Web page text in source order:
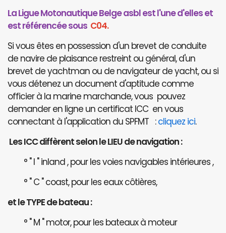
La Ligue Motonautique Belge asbl est l'une d'elles et
est référencée sous C04.
Si vous êtes en possession d'un brevet de conduite
de navire de plaisance restreint ou général, d'un
brevet de yachtman ou de navigateur de yacht, ou si
vous détenez un document d'aptitude comme
officier à la marine marchande, vous pouvez
demander en ligne un certificat ICC en vous
connectant à l'application du SPFMT :cliquez ici.
Les ICC diffèrent selon le LIEU de navigation :
° " I " inland , pour les voies navigables intérieures ,
° " C " coast, pour les eaux côtières,
et le TYPE de bateau :
° " M " motor, pour les bateaux à moteur